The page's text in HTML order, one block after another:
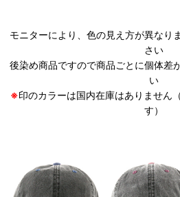
モニターにより、色の見え方が異なり
さい
後染め商品ですので商品ごとに個体差
い
※印のカラーは国内在庫はありません
す）